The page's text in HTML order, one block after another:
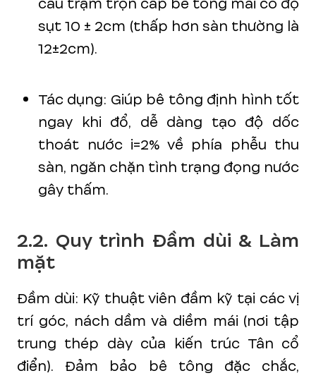
sụt 10 ± 2cm (thấp hơn sàn thường là
12±2cm).
Tác dụng: Giúp bê tông định hình tốt
ngay khi đổ, dễ dàng tạo độ dốc
thoát nước i=2% về phía phễu thu
sàn, ngăn chặn tình trạng đọng nước
gây thấm.
2.2. Quy trình Đầm dùi & Làm
mặt
Đầm dùi: Kỹ thuật viên đầm kỹ tại các vị
trí góc, nách dầm và diềm mái (nơi tập
trung thép dày của kiến trúc Tân cổ
điển). Đảm bảo bê tông đặc chắc,